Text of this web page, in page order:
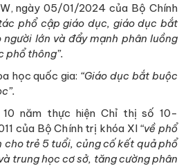
ngày 05/01/2024 của Bộ Chính
phổ cập giáo dục, giáo dục bắt
lớn và đẩy mạnh phân luồng
phổ thông”.
học quốc gia: “Giáo dục bắt buộc
năm thực hiện Chỉ thị số 10-
của Bộ Chính trị khóa XI “về phổ
cho trẻ 5 tuổi, củng cố kết quả phổ
trung học cơ sở, tăng cường phân